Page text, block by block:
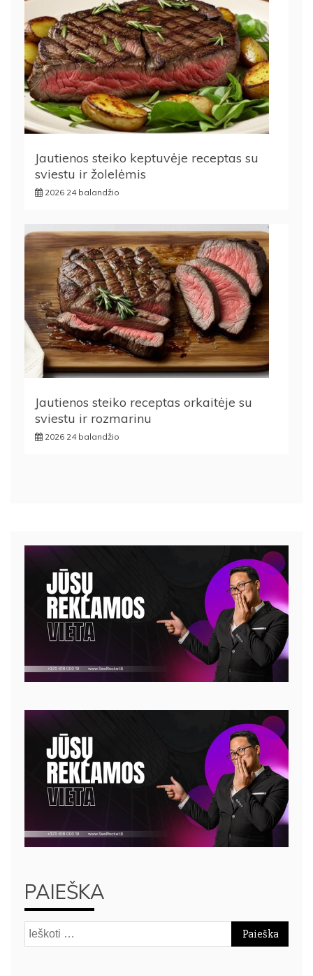
Jautienos steiko keptuvėje receptas su
sviestu ir žolelėmis
2026 24 balandžio
Jautienos steiko receptas orkaitėje su
sviestu ir rozmarinu
2026 24 balandžio
PAIEŠKA
Ieškoti: